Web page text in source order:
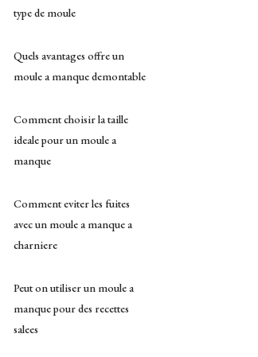
type de moule
Quels avantages offre un
moule a manque demontable
Comment choisir la taille
ideale pour un moule a
manque
Comment eviter les fuites
avec un moule a manque a
charniere
Peut on utiliser un moule a
manque pour des recettes
salees